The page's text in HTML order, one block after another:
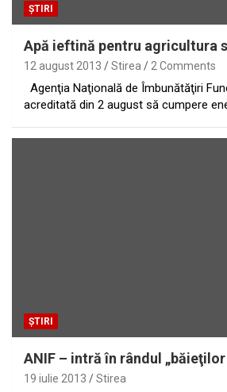
ȘTIRI
Apă ieftină pentru agricultura
12 august 2013 Stirea 2 Comments
Agenţia Naţională de Îmbunătăţiri
acreditată din 2 august să cumpere
ȘTIRI
ANIF – intră în rândul
19 iulie 2013 Stirea